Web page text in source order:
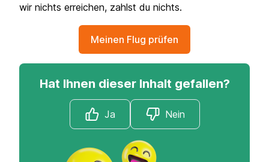
wir nichts erreichen, zahlst du nichts.
Meinen Flug prüfen
Hat Ihnen dieser Inhalt gefallen?
Ja Nein